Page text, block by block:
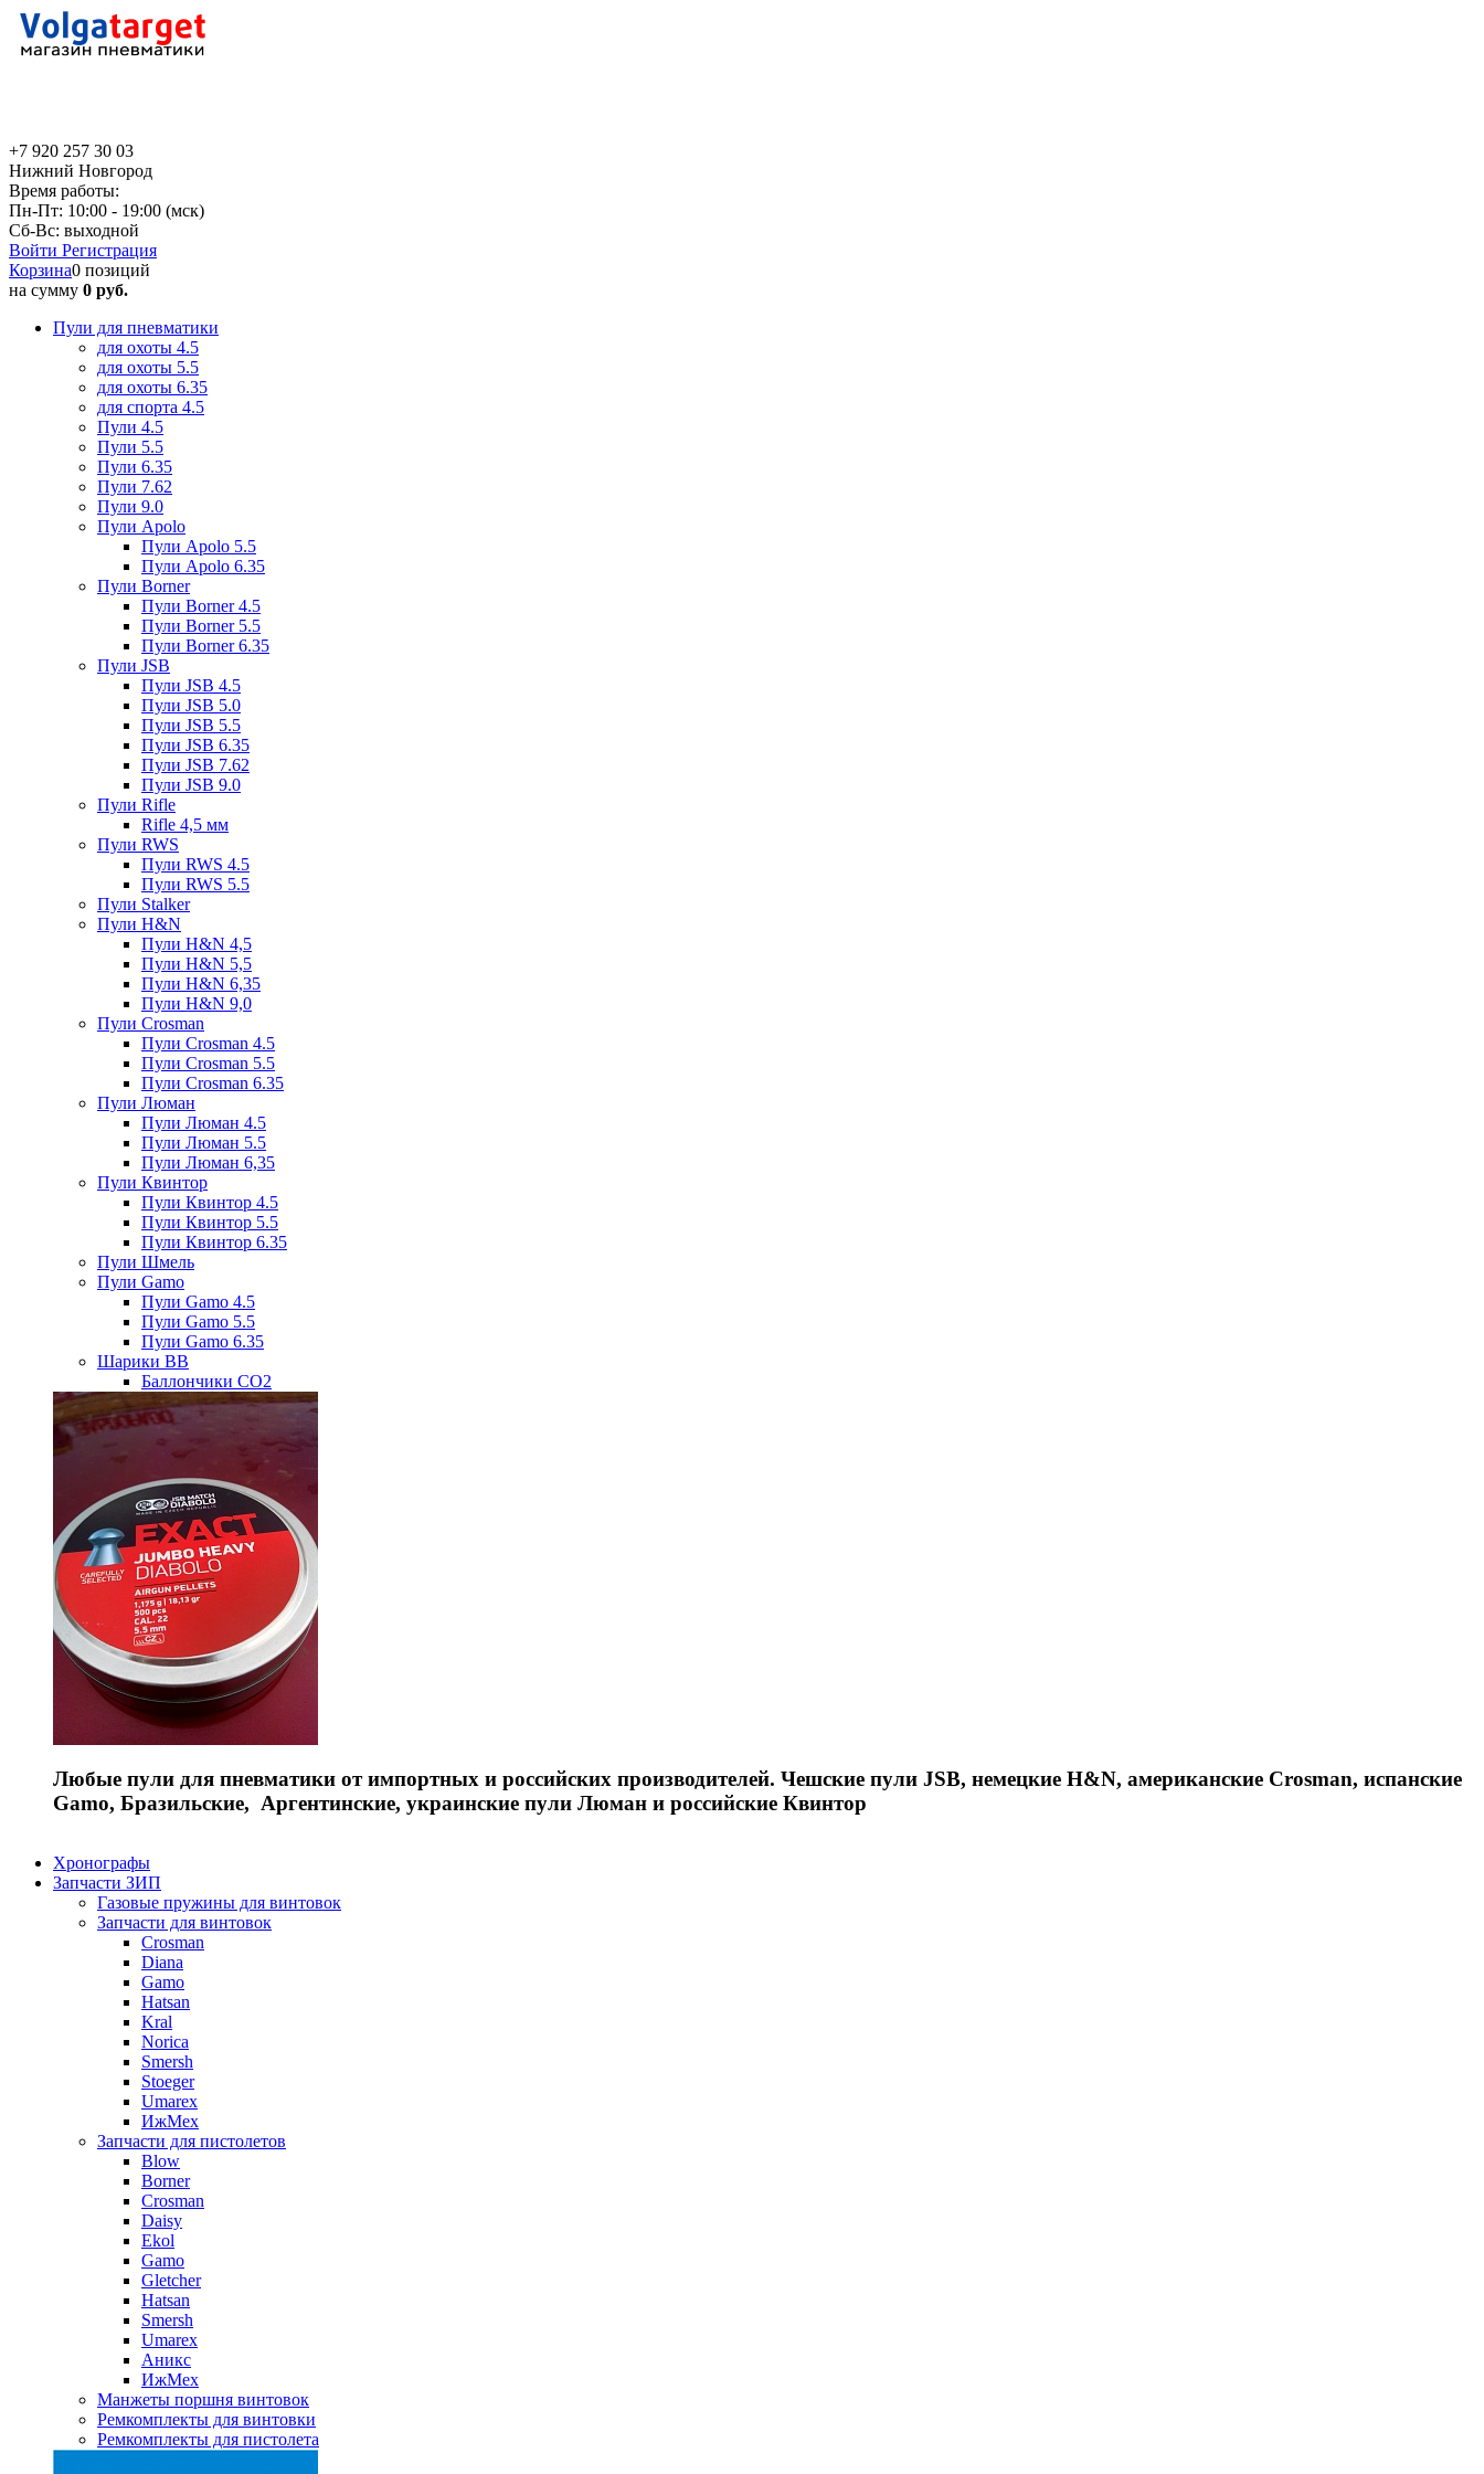
+7 920 257 30 03
Нижний Новгород
Время работы:
Пн-Пт: 10:00 - 19:00 (мск)
Сб-Вс: выходной
Войти Регистрация
Корзина0 позиций
на сумму 0 руб.
Пули для пневматики
для охоты 4.5
для охоты 5.5
для охоты 6.35
для спорта 4.5
Пули 4.5
Пули 5.5
Пули 6.35
Пули 7.62
Пули 9.0
Пули Apolo
Пули Apolo 5.5
Пули Apolo 6.35
Пули Borner
Пули Borner 4.5
Пули Borner 5.5
Пули Borner 6.35
Пули JSB
Пули JSB 4.5
Пули JSB 5.0
Пули JSB 5.5
Пули JSB 6.35
Пули JSB 7.62
Пули JSB 9.0
Пули Rifle
Rifle 4,5 мм
Пули RWS
Пули RWS 4.5
Пули RWS 5.5
Пули Stalker
Пули H&N
Пули H&N 4,5
Пули H&N 5,5
Пули H&N 6,35
Пули H&N 9,0
Пули Crosman
Пули Crosman 4.5
Пули Crosman 5.5
Пули Crosman 6.35
Пули Люман
Пули Люман 4.5
Пули Люман 5.5
Пули Люман 6,35
Пули Квинтор
Пули Квинтор 4.5
Пули Квинтор 5.5
Пули Квинтор 6.35
Пули Шмель
Пули Gamo
Пули Gamo 4.5
Пули Gamo 5.5
Пули Gamo 6.35
Шарики BB
Баллончики CO2
Любые пули для пневматики от импортных и российских производителей. Чешские пули JSB, немецкие H&N, американские Crosman, испанские
Gamo, Бразильские, Аргентинские, украинские пули Люман и российские Квинтор
Хронографы
Запчасти ЗИП
Газовые пружины для винтовок
Запчасти для винтовок
Crosman
Diana
Gamo
Hatsan
Kral
Norica
Smersh
Stoeger
Umarex
ИжМех
Запчасти для пистолетов
Blow
Borner
Crosman
Daisy
Ekol
Gamo
Gletcher
Hatsan
Smersh
Umarex
Аникс
ИжМех
Манжеты поршня винтовок
Ремкомплекты для винтовки
Ремкомплекты для пистолета